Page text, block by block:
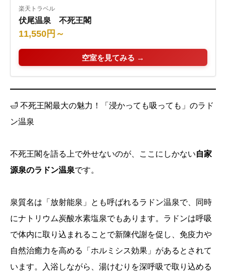
楽天トラベル
伏尾温泉 不死王閣
11,550円～
空室を見てみる →
🛁 不死王閣最大の魅力！「浸かっても吸っても」のラド
ン温泉
不死王閣を語る上で外せないのが、ここにしかない自家
源泉のラドン温泉です。
泉質名は「放射能泉」とも呼ばれるラドン温泉で、同時
にナトリウム炭酸水素塩泉でもあります。ラドンは呼吸
で体内に取り込まれることで新陳代謝を促し、免疫力や
自然治癒力を高める「ホルミシス効果」があるとされて
います。入浴しながら、湯けむりを深呼吸で取り込める